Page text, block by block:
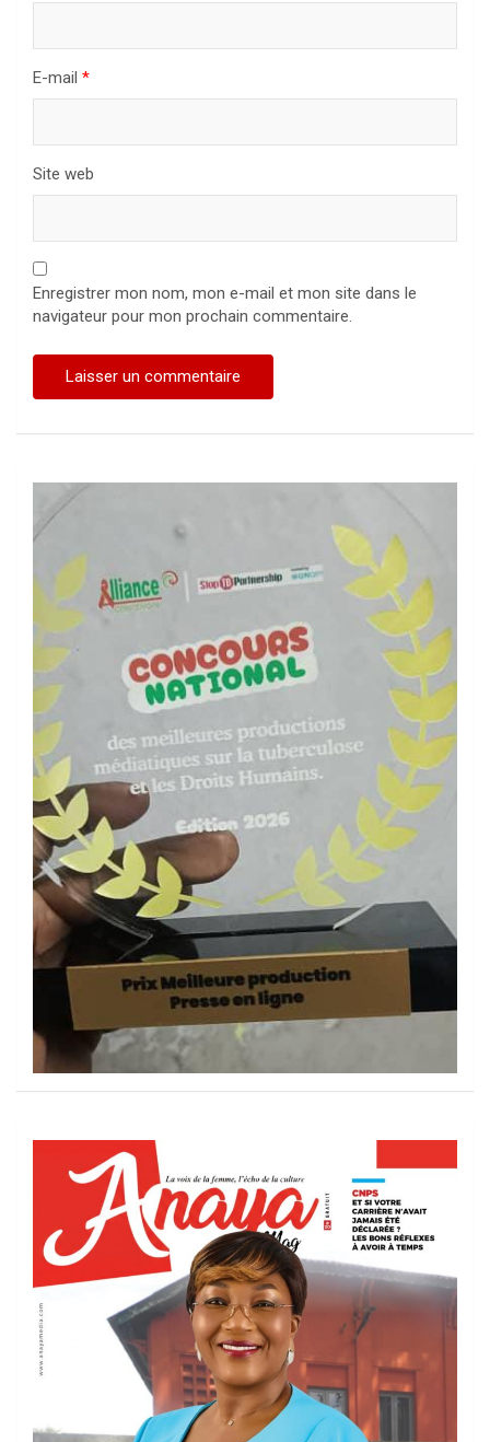
E-mail *
Site web
Enregistrer mon nom, mon e-mail et mon site dans le
navigateur pour mon prochain commentaire.